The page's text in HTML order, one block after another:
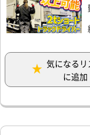
気になるリ
に追加